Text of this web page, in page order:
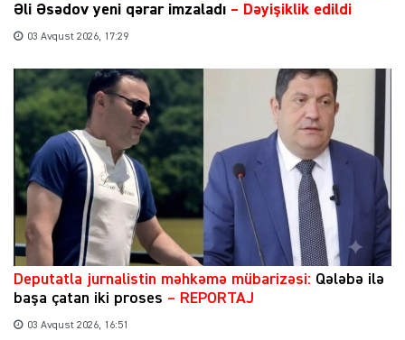
Əli Əsədov yeni qərar imzaladı – Dəyişiklik edildi
03 Avqust 2026, 17:29
​Deputatla jurnalistin məhkəmə mübarizəsi: Qələbə ilə
başa çatan iki proses – REPORTAJ
03 Avqust 2026, 16:51